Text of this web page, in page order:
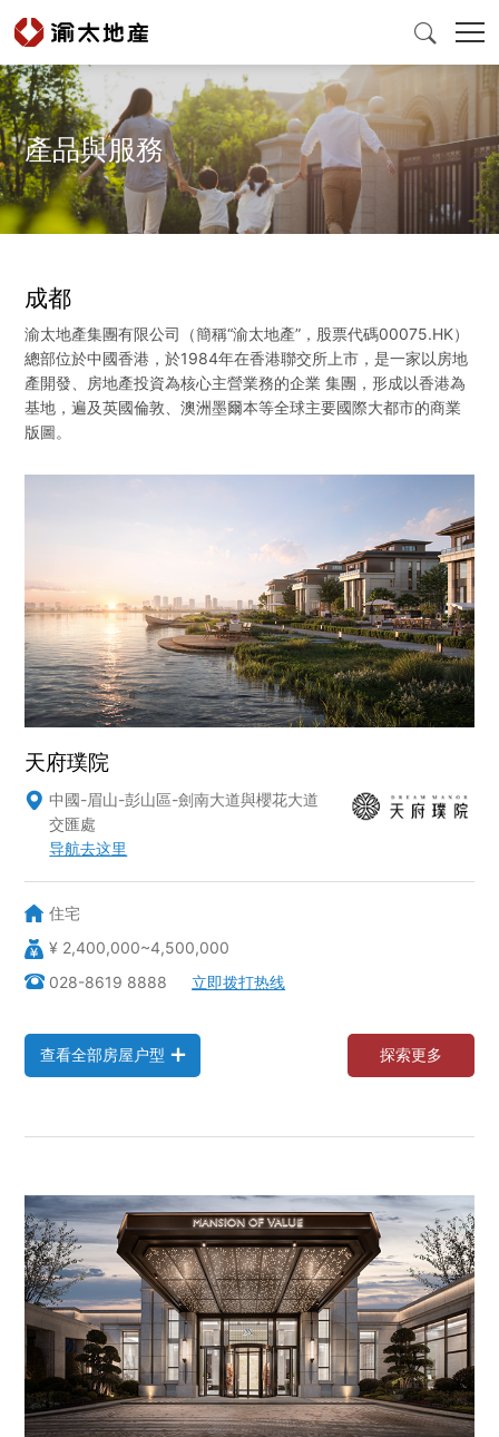

首頁
產品與服務
爲什麽選擇渝太
新聞中心
關於渝太
合作商平臺
 中文 EN JP
產品與服務
成都
渝太地產集團有限公司（簡稱“渝太地產”，股票代碼00075.HK）
總部位於中國香港，於1984年在香港聯交所上市，是一家以房地
產開發、房地產投資為核心主營業務的企業 集團，形成以香港為
基地，遍及英國倫敦、澳洲墨爾本等全球主要國際大都市的商業
版圖。
天府璞院
 中國-眉山-彭山區-劍南大道與櫻花大道
交匯處
导航去这里
住宅
¥ 2,400,000~4,500,000
028-8619 8888
立即拨打热线
查看全部房屋户型
查看全部房屋户型
探索更多
探索更多